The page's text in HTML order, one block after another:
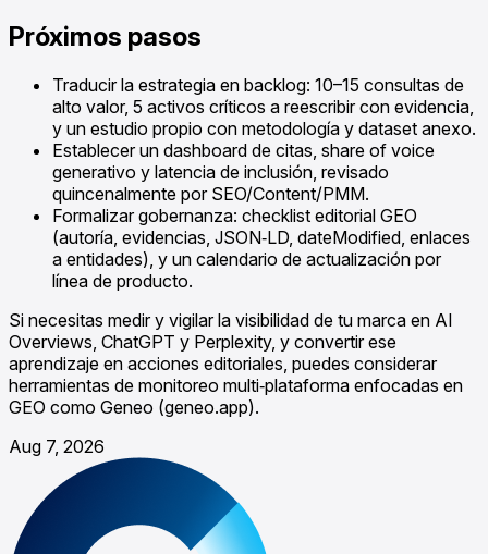
Próximos pasos
Traducir la estrategia en backlog: 10–15 consultas de
alto valor, 5 activos críticos a reescribir con evidencia,
y un estudio propio con metodología y dataset anexo.
Establecer un dashboard de citas, share of voice
generativo y latencia de inclusión, revisado
quincenalmente por SEO/Content/PMM.
Formalizar gobernanza: checklist editorial GEO
(autoría, evidencias, JSON‑LD, dateModified, enlaces
a entidades), y un calendario de actualización por
línea de producto.
Si necesitas medir y vigilar la visibilidad de tu marca en AI
Overviews, ChatGPT y Perplexity, y convertir ese
aprendizaje en acciones editoriales, puedes considerar
herramientas de monitoreo multi‑plataforma enfocadas en
GEO como Geneo (geneo.app).
Aug 7, 2026